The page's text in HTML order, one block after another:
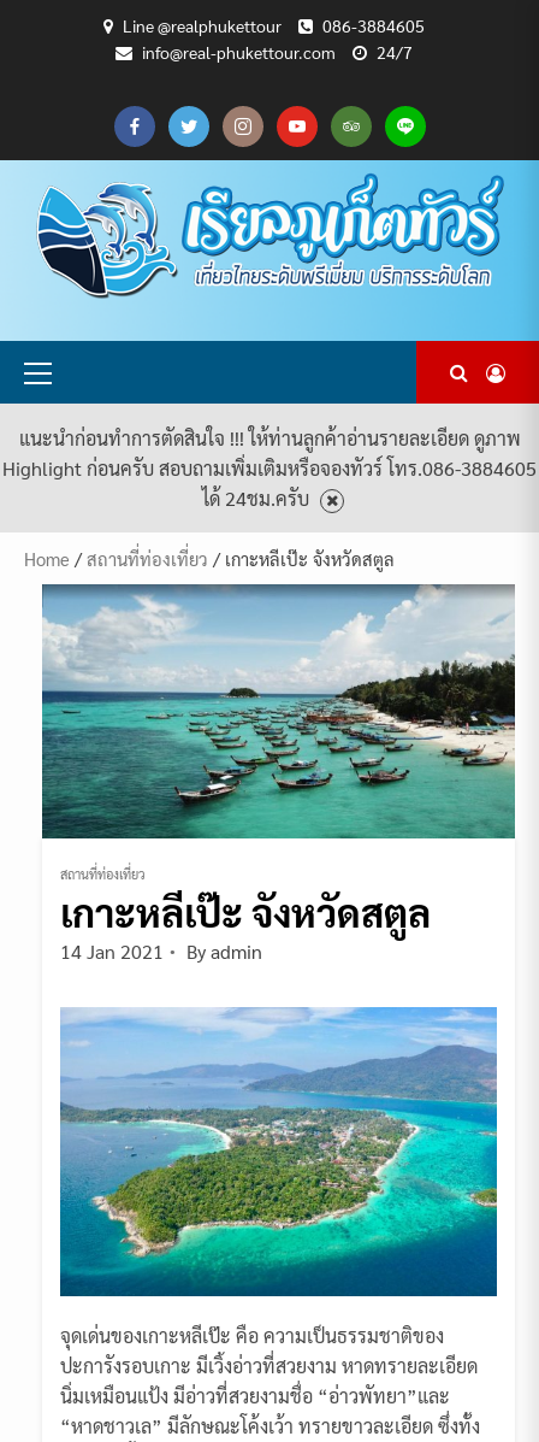
Line @realphukettour
086-3884605
info@real-phukettour.com
24/7
CART
CHECKOUT
MY
ACCOUNT
SAMPLE
PAGE
ทัวร์
ทั้งหมด
บทความ
ท่อง
เที่ยว
ยินดี
ต้อนรับ
สู่
PHUKET
TOUR
เกี่ยว
กับ
เรา
แพ็คเกจ
ทัวร์
ทั้งหมด
Primary
แนะนำก่อนทำการตัดสินใจ !!! ให้ท่านลูกค้าอ่านรายละเอียด ดูภาพ
Highlight ก่อนครับ สอบถามเพิ่มเติมหรือจองทัวร์ โทร.086-3884605
ได้ 24ชม.ครับ
Home /สถานที่ท่องเที่ยว / เกาะหลีเป๊ะ จังหวัดสตูล
สถานที่ท่องเที่ยว
เกาะหลีเป๊ะ จังหวัดสตูล
14 Jan 2021 Byadmin
จุดเด่นของเกาะหลีเป๊ะ คือ ความเป็นธรรมชาติของ
ปะการังรอบเกาะ มีเวิ้งอ่าวที่สวยงาม หาดทรายละเอียด
นิ่มเหมือนแป้ง มีอ่าวที่สวยงามชื่อ “อ่าวพัทยา”และ
“หาดชาวเล” มีลักษณะโค้งเว้า ทรายขาวละเอียด ซึ่งทั้ง